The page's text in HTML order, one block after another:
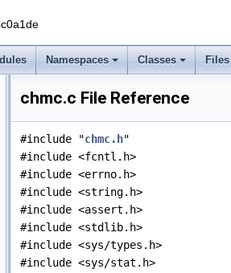
Namespaces Classes Files
chmc.c File Reference
#include "chmc.h"
#include <fcntl.h>
#include <errno.h>
#include <string.h>
#include <assert.h>
#include <stdlib.h>
#include <sys/types.h>
#include <sys/stat.h>